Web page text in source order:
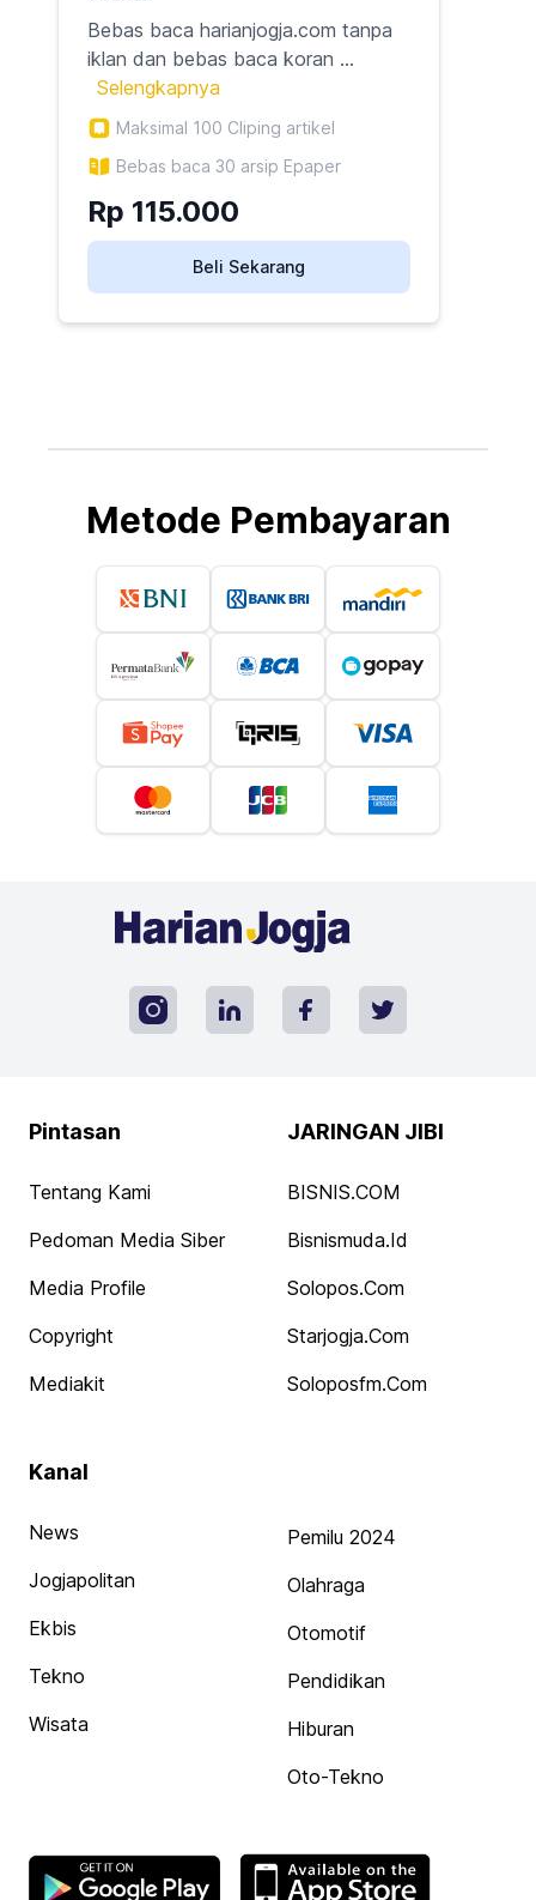
Bebas baca harianjogja.com tanpa
iklan dan bebas baca koran ...
Selengkapnya
Maksimal 100 Cliping artikel
Bebas baca 30 arsip Epaper
Rp 115.000
Beli Sekarang
Metode Pembayaran
Pintasan
Tentang Kami
Pedoman Media Siber
Media Profile
Copyright
Mediakit
JARINGAN JIBI
BISNIS.COM
Bisnismuda.id
Solopos.com
Starjogja.com
Soloposfm.com
Kanal
News
Jogjapolitan
Ekbis
Tekno
Wisata
Pemilu 2024
Olahraga
Otomotif
Pendidikan
Hiburan
Oto-Tekno